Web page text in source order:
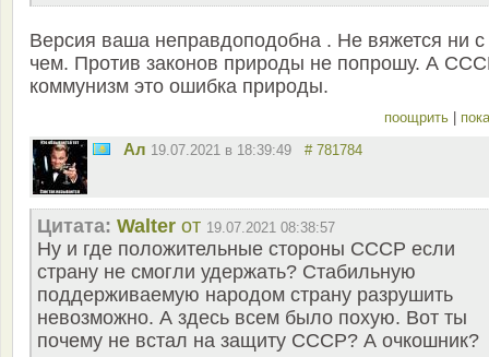
Версия ваша неправдоподобна . Не вяжется ни с
чем. Против законов природы не попрошу. А
коммунизм это ошибка природы.
поощрить |
Ал 19.07.2021 в 18:39:49 # 781784
Цитата: Walter от 19.07.2021 08:38:57
Ну и где положительные стороны СССР если
страну не смогли удержать? Стабильную
поддерживаемую народом страну разрушить
невозможно. А здесь всем было похую. Вот ты
почему не встал на защиту СССР? А очкошник?